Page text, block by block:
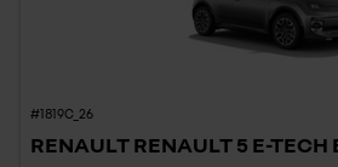
#1819C_26
RENAULT RENAULT 5 E-TECH